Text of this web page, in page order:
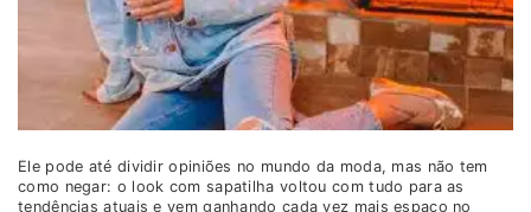
Ele pode até dividir opiniões no mundo da moda, mas não tem
como negar: o look com sapatilha voltou com tudo para as
tendências atuais e vem ganhando cada vez mais espaço no